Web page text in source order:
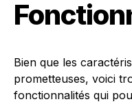
Bien que les
prometteuses, voici
fonctionnalités qui